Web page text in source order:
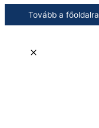
Tovább a főoldalra